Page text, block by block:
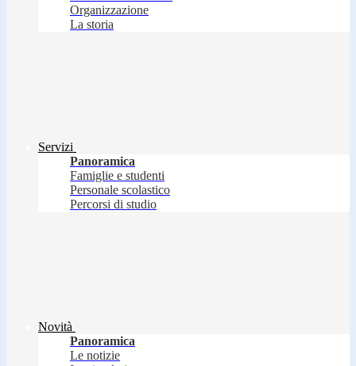
Organizzazione
La storia
Servizi
Panoramica
Famiglie e studenti
Personale scolastico
Percorsi di studio
Novità
Panoramica
Le notizie